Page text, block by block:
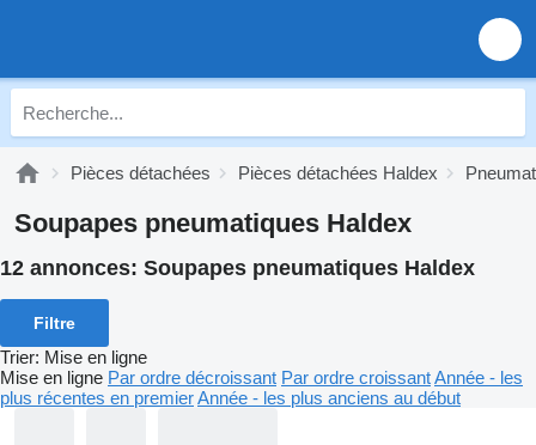
Pièces détachées Pièces détachées Haldex
Soupapes pneumatiques Haldex
12 annonces: Soupapes pneumatiques Haldex
Filtre
Trier: Mise en ligne
Mise en ligne Par ordre décroissant Par ordre croissantAnnée - les
plus récentes en premierAnnée - les plus anciens au début